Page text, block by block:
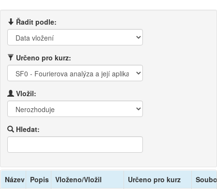
Řadit podle:
Určeno pro kurz:
Vložil:
Hledat:
Název Popis Vloženo/Vložil Určeno pro kurz